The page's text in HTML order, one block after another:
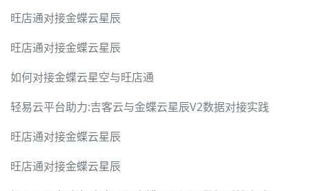
旺店通对接金蝶云星辰
旺店通对接金蝶云星辰
如何对接金蝶云星空与旺店通
轻易云平台助力:吉客云与金蝶云星辰V2数据对接实践
旺店通对接金蝶云星辰
旺店通对接金蝶云星辰